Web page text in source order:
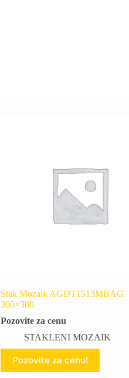
Stak Mozaik AGDT1513MBAG
300×300
Pozovite za cenu
STAKLENI MOZAIK
Pozovite za cenu!